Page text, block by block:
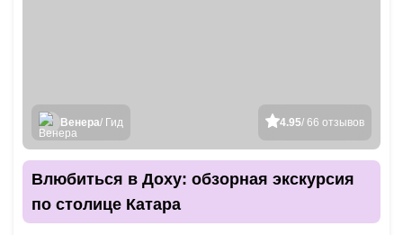
4.95/ 66 отзывов
Венера/ Гид
Влюбиться в Доху: обзорная экскурсия
по столице Катара